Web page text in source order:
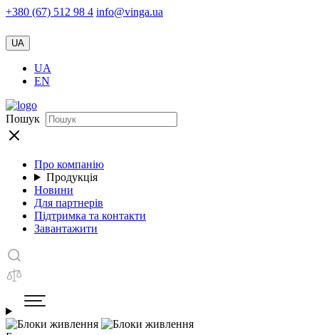
+380 (67) 512 98 4 info@vinga.ua
UA
UA
EN
Пошук
Про компанію
Продукція
Новини
Для партнерів
Підтримка та контакти
Завантажити